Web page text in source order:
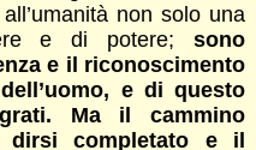
non solo una
e di potere;sono
e il riconoscimento
e di questo
Ma il cammino
dirsi completato e il